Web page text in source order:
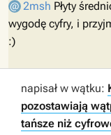
2msh Płyty
wygodę cyfry, i
:)
napisał w wątku:
pozostawiają
tańsze niż